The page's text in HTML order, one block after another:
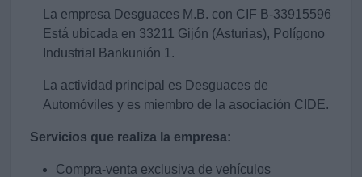
La empresa Desguaces M.B. con CIF B-33915596
Está ubicada en 33211 Gijón (Asturias), Polígono
Industrial Bankunión 1.
La actividad principal es Desguaces de
Automóviles y es miembro de la asociación CIDE.
Servicios que realiza la empresa:
Compra-venta exclusiva de vehículos